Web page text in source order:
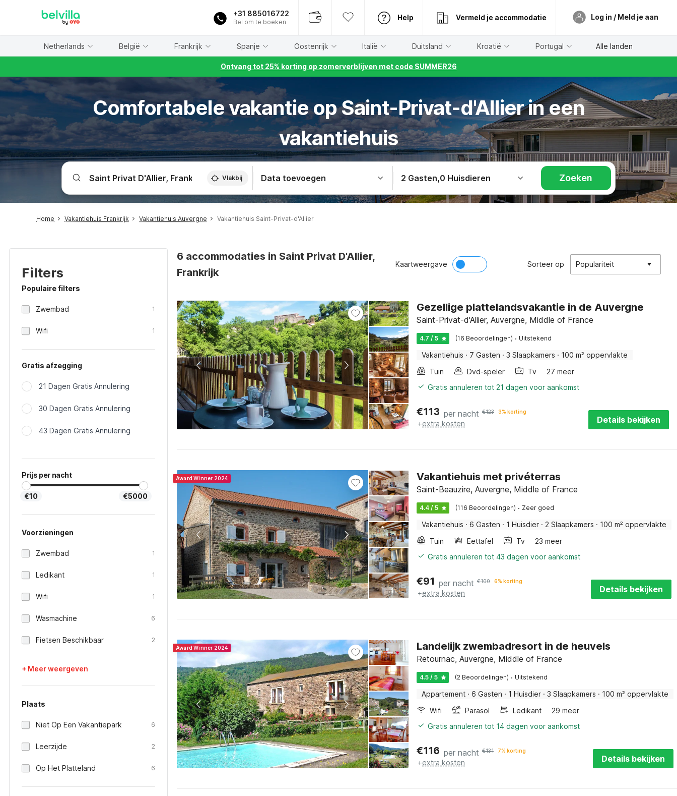
+31 885016722
Bel om te boeken
Help Vermeld je accommodatie Log in / Meld je aan
Netherlands België Frankrijk Spanje Oostenrijk Italië Duitsland Kroatië Portugal Alle landen
Ontvang tot 25% korting op zomerverblijven met code SUMMER26
Comfortabele vakantie op Saint-Privat-d'Allier in een
vakantiehuis
Vlakbij Data toevoegen 2 Gasten,0 Huisdieren Zoeken
Home Vakantiehuis Frankrijk Vakantiehuis Auvergne Vakantiehuis Saint-Privat-d'Allier
Filters
Populaire filters
Zwembad 1
Wifi 1
Gratis afzegging
21 Dagen Gratis Annulering
30 Dagen Gratis Annulering
43 Dagen Gratis Annulering
Prijs per nacht
€10 €5000
Voorzieningen
Zwembad 1
Ledikant 1
Wifi 1
Wasmachine 6
Fietsen Beschikbaar 2
+ Meer weergeven
Plaats
Niet Op Een Vakantiepark 6
Leerzijde 2
Op Het Platteland 6
6 accommodaties in Saint Privat D'Allier,
Frankrijk
Kaartweergave Sorteer op Populariteit
Gezellige plattelandsvakantie in de Auvergne
Saint-Privat-d'Allier, Auvergne, Middle of France
4.7 / 5 (16 Beoordelingen) · Uitstekend
Vakantiehuis · 7 Gasten · 3 Slaapkamers · 100 m² oppervlakte
Tuin
Dvd-speler Tv
27 meer
Gratis annuleren tot 21 dagen voor aankomst
€113 per nacht €123 3% korting
+extra kosten Details bekijken
Award Winner 2024 Vakantiehuis met privéterras
Saint-Beauzire, Auvergne, Middle of France
4.4 / 5 (116 Beoordelingen) · Zeer goed
Vakantiehuis · 6 Gasten · 1 Huisdier · 2 Slaapkamers · 100 m² oppervlakte
Tuin
Eettafel Tv
23 meer
Gratis annuleren tot 43 dagen voor aankomst
€91 per nacht €100 6% korting
+extra kosten Details bekijken
Award Winner 2024 Landelijk zwembadresort in de heuvels
Retournac, Auvergne, Middle of France
4.5 / 5 (2 Beoordelingen) · Uitstekend
Appartement · 6 Gasten · 1 Huisdier · 3 Slaapkamers · 100 m² oppervlakte
Wifi
Parasol Ledikant
29 meer
Gratis annuleren tot 14 dagen voor aankomst
€116 per nacht €131 7% korting
+extra kosten Details bekijken